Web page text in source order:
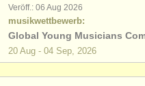
Veröff.: 06 Aug 2026
musikwettbewerb:
Global Young Musicians
20 Aug - 04 Sep, 2026